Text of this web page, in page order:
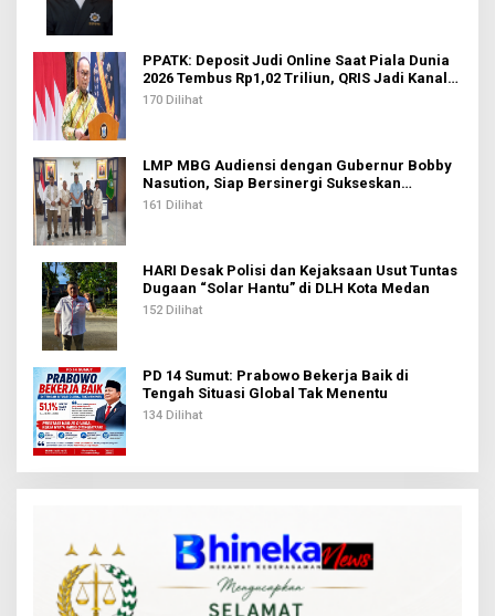
PPATK: Deposit Judi Online Saat Piala Dunia
2026 Tembus Rp1,02 Triliun, QRIS Jadi Kanal
Terbanyak
170 Dilihat
LMP MBG Audiensi dengan Gubernur Bobby
Nasution, Siap Bersinergi Sukseskan
Program Makan Bergizi Gratis di Sumut
161 Dilihat
HARI Desak Polisi dan Kejaksaan Usut Tuntas
Dugaan “Solar Hantu” di DLH Kota Medan
152 Dilihat
PD 14 Sumut: Prabowo Bekerja Baik di
Tengah Situasi Global Tak Menentu
134 Dilihat